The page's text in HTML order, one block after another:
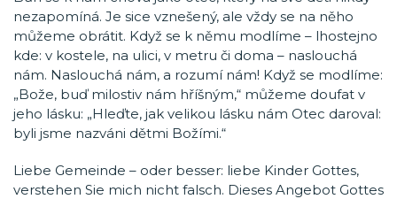
nezapomíná. Je sice vznešený, ale vždy se na něho
můžeme obrátit. Když se k němu modlíme – lhostejno
kde: v kostele, na ulici, v metru či doma – naslouchá
nám. Naslouchá nám, a rozumí nám! Když se modlíme:
„Bože, buď milostiv nám hříšným,“ můžeme doufat v
jeho lásku: „Hleďte, jak velikou lásku nám Otec daroval:
byli jsme nazváni dětmi Božími.“
Liebe Gemeinde – oder besser: liebe Kinder Gottes,
verstehen Sie mich nicht falsch. Dieses Angebot Gottes